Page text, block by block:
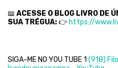
📖 ACESSE O BLOG LIVRO DE
SUA TRÉGUA:👉 https://
SIGA-ME NO YOU TUBE 1 (918)